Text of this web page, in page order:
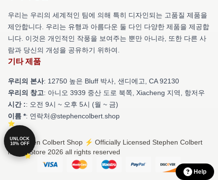
우리는 우리의 세계적인 팀에 의해 특히 디자인되는 고품질 제품을
제안합니다. 우리는 유행과 아름다운 둘 다인 다양한 제품을 제공합
니다. 이것은 개인적인 작풍을 보여주는 뿐만 아니라, 또한 다른 사
람과 당신의 개성을 공유하기 위하여.
기타 제품
우리의 본사: 12750 높은 Bluff 박사, 샌디에고, CA 92130
우리의 창고: 아니오 3939 중산 도로 북쪽, Xiacheng 지역, 항저우
시간 :: 오전 9시 ~ 오후 5시 (월 ~ 금)
이름 *: 연락처@stephencolbert.shop
© Stephen Colbert Shop ⚡️ Officially Licensed Stephen Colbert
Merch Store 2026 all rights reserved
Help
UNLOCK
10% OFF